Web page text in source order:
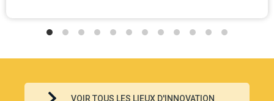
VOIR TOUS LES LIEUX D'INNOVATION